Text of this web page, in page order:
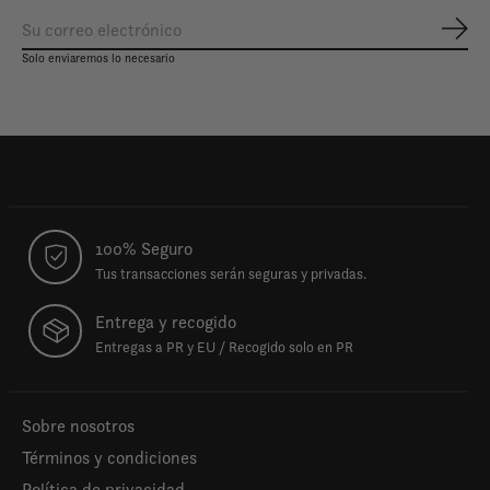
Solo enviaremos lo necesario
100% Seguro
Tus transacciones serán seguras y privadas.
Entrega y recogido
Entregas a PR y EU / Recogido solo en PR
Sobre nosotros
Términos y condiciones